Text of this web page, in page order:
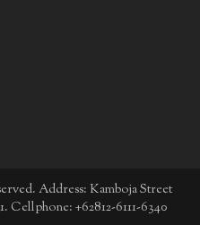
Address: Kamboja Street
Cellphone: +62812-6111-6340